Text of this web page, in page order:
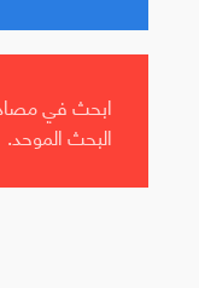
ابحث في
البحث الموحد.